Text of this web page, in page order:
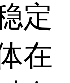
定
在